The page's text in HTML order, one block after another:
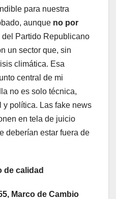
para nuestra
aunque no por
del Partido Republicano
un sector que, sin
climática. Esa
central de mi
no es solo técnica,
y política. Las fake news
en tela de juicio
deberían estar fuera de
de calidad
Marco de Cambio